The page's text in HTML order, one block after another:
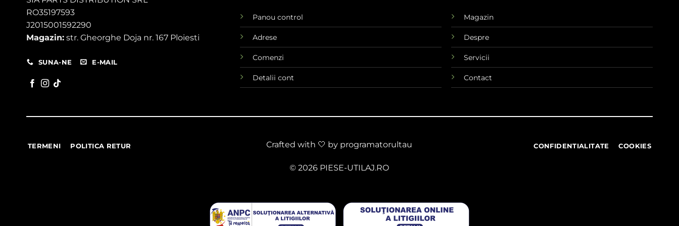
RO35197593
J2015001592290
Magazin: str. Gheorghe Doja nr. 167 Ploiesti
SUNA-NE E-MAIL
Panou control
Adrese
Comenzi
Detalii cont
Magazin
Despre
Servicii
Contact
TERMENI POLITICA RETUR Crafted with 🤍 by programatorultau
© 2026 PIESE-UTILAJ.RO
CONFIDENTIALITATE COOKIES